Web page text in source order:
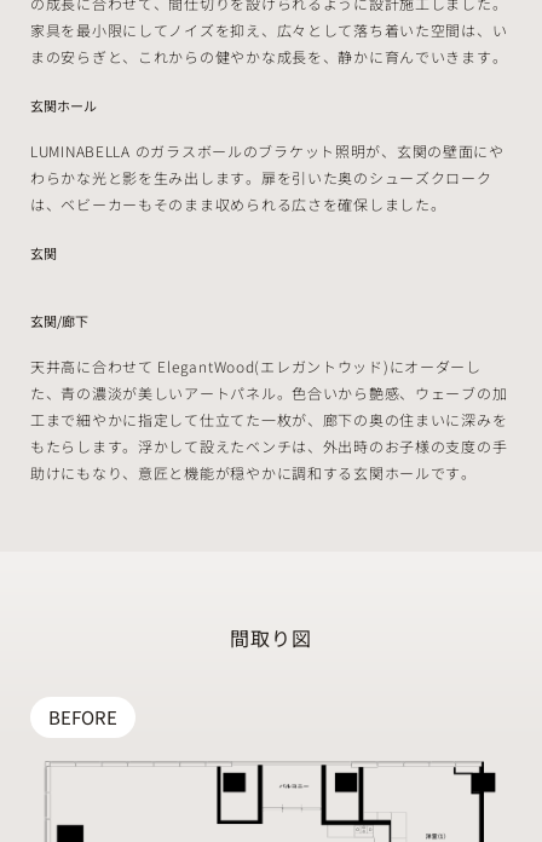
家具を最小限にしてノイズを抑え、広々として落ち着いた空間は、い
まの安らぎと、これからの健やかな成長を、静かに育んでいきます。
玄関ホール
LUMINABELLA のガラスボールのブラケット照明が、玄関の壁面にや
わらかな光と影を生み出します。扉を引いた奥のシューズクローク
は、ベビーカーもそのまま収められる広さを確保しました。
玄関
玄関/廊下
天井高に合わせて ElegantWood(エレガントウッド)にオーダーし
た、青の濃淡が美しいアートパネル。色合いから艶感、ウェーブの加
工まで細やかに指定して仕立てた一枚が、廊下の奥の住まいに深みを
もたらします。浮かして設えたベンチは、外出時のお子様の支度の手
助けにもなり、意匠と機能が穏やかに調和する玄関ホールです。
間取り図